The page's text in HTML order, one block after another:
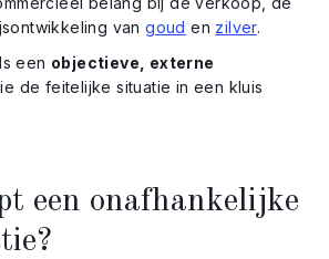
vangoud en zilver.
een objectieve, externe
de feitelijke situatie in een kluis
een onafhankelijke